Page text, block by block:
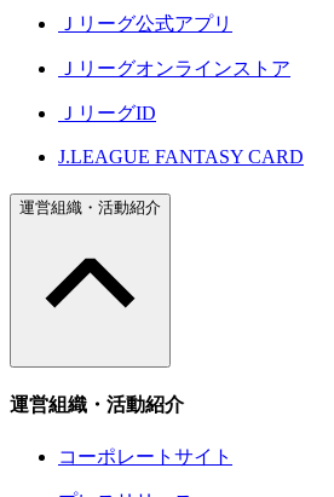
Ｊリーグ公式アプリ
Ｊリーグオンラインストア
ＪリーグID
J.LEAGUE FANTASY CARD
運営組織・活動紹介
運営組織・活動紹介
コーポレートサイト